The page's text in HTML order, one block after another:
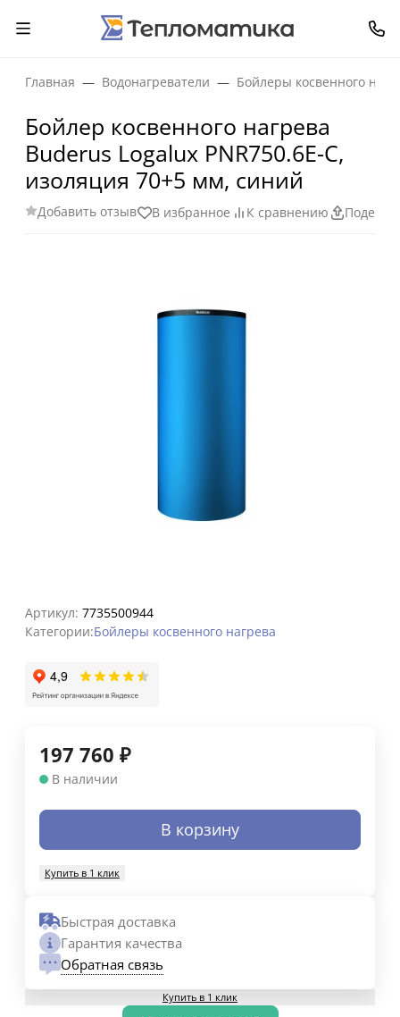
Главная Водонагреватели Бойлеры косвенного
Бойлер косвенного нагрева
Buderus Logalux PNR750.6E-C,
изоляция 70+5 мм, синий
Добавить отзыв В избранное К сравнению
Артикул: 7735500944
Категории:Бойлеры косвенного нагрева
197 760 ₽
В наличии
В корзину
Купить в 1 клик
Быстрая доставка
Гарантия качества
Обратная связь
Купить в 1 клик